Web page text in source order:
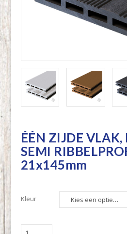
ÉÉN ZIJDE VLAK,
SEMI
21x145mm
Kleur
ÉÉN